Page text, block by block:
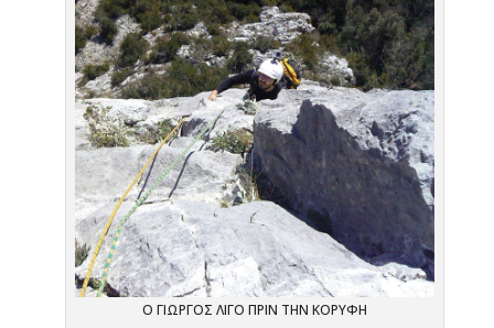
Ο ΓΙΩΡΓΟΣ ΛΙΓΟ ΠΡΙΝ ΤΗΝ ΚΟΡΥΦΗ